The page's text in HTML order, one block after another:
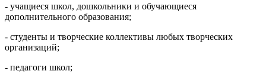
- учащиеся школ, дошкольники и обучающиеся
дополнительного образования;
- студенты и творческие коллективы любых творческих
организаций;
- педагоги школ;